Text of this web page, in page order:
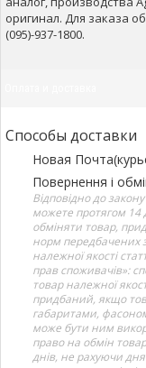
оригинал. Для заказа
(095)-937-1800.
Способы доставки
Новая
Повернення і
Відповідно до
можете протягом 14
обміняти товар,
норм передбачених
належної якості
прав споживачів»:
товар належної
придбаний, якщо
габаритами,
може бути ним
право на обмін
днів, не рахуючи